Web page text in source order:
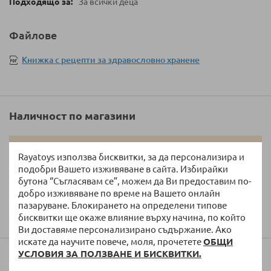
Rayatoys използва бисквитки, за да персонализира и
подобри Вашето изживяване в сайта. Избирайки
бутона “Съгласявам се”, можем да Ви предоставим по-
добро изживяване по време на Вашето онлайн
пазаруване. Блокирането на определени типове
бисквитки ще окаже влияние върху начина, по който
Ви доставяме персонализирано съдържание. Ако
искате да научите повече, моля, прочететеОБЩИ
УСЛОВИЯ ЗА ПОЛЗВАНЕ И БИСКВИТКИ.
За всички деца
Файлове
Книжка с рецепти за здравословно хранене
Наличност по магазини
RAYATOYS.COM не гарантира изрично наличността
на стоката към момента на приключване на
поръчката!
В момента информацията за магазина не може да бъде
показана.
Мнения и рейтинг